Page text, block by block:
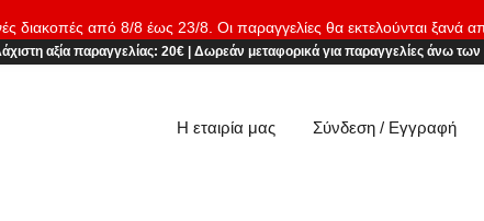
διακοπές από 8/8 έως 23/8. Οι παραγγελίες θα εκτελούνται ξανά
αξία παραγγελίας: 20€| Δωρεάν μεταφορικάγια παραγγελίες άνω των
Η εταιρία μας Σύνδεση / Εγγραφή